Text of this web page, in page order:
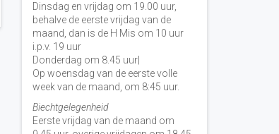
Dinsdag en vrijdag om 19.00 uur,
behalve de eerste vrijdag van de
maand, dan is de H Mis om 10 uur
i.p.v. 19 uur
Donderdag om 8.45 uur|
Op woensdag van de eerste volle
week van de maand, om 8:45 uur.
Biechtgelegenheid
Eerste vrijdag van de maand om